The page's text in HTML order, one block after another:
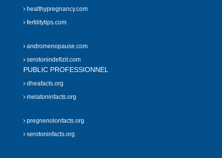
healthypregnancy.com
fertilitytips.com
andromenopause.com
serotonindefizit.com
PUBLIC PROFESSIONNEL
dheafacts.org
melatoninfacts.org
pregnenolonfacts.org
serotoninfacts.org